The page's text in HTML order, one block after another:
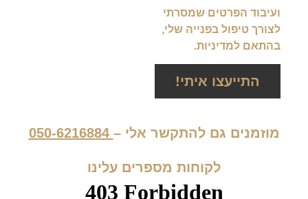
ועיבוד הפרטים שמסרתי
לצורך טיפול בפנייה שלי,
בהתאם למדיניות.
התייעצו איתי!
מוזמנים גם להתקשר אלי – 050-6216884
לקוחות מספרים עלינו